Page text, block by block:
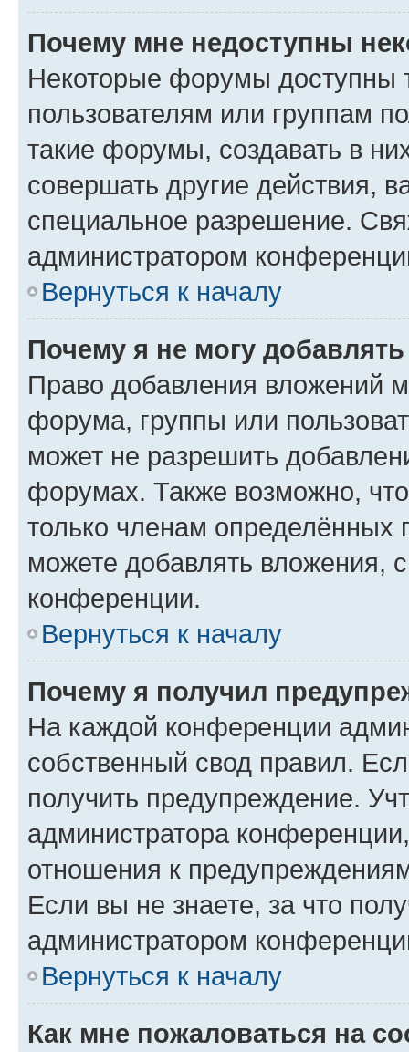
Почему мне недоступны
Некоторые форумы доступны
пользователям или группам
такие форумы, создавать в
совершать другие действия,
специальное разрешение.
администратором
Вернуться к началу
Почему я не могу
Право добавления вложений
форума, группы или
может не разрешить
форумах. Также возможно,
только членам определённых
можете добавлять вложения,
конференции.
Вернуться к началу
Почему я получил
На каждой конференции
собственный свод правил.
получить предупреждение.
администратора
отношения к
Если вы не знаете, за что
администратором
Вернуться к началу
Как мне пожаловаться на